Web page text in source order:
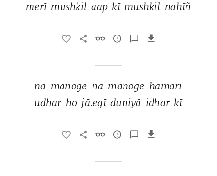
merī mushkil aap kī mushkil nahīñ
na mānoge na mānoge hamārī
udhar ho jā.egī duniyā idhar kī